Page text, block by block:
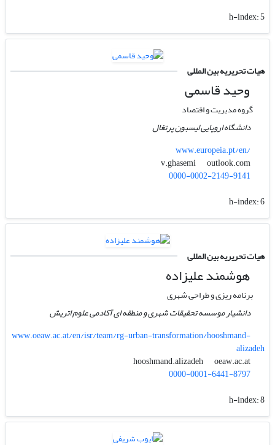
h-index:5
هیات تحریریه بین المللی
وحید قاسمی
گروه مدیریت و اقتصاد
دانشگاه اروپایی لیسبون پرتغال
www.europeia.pt/en/
v.ghasemi
outlook.com
0000-0002-2149-9141
h-index:6
هیات تحریریه بین المللی
هوشمند علیزاده
برنامه ریزی و طراحی شهری
دانشیار موسسه تحقیقات شهری و منطقه ای آکادمی علوم اتریش
www.oeaw.ac.at/en/isr/team/rg-urban-transformation/hooshmand-
alizadeh
hooshmand.alizadeh
oeaw.ac.at
0000-0001-6441-8797
h-index:8